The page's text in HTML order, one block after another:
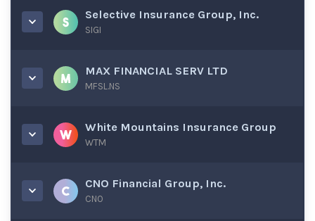
Selective Insurance Group, Inc.
SIGI
MAX FINANCIAL SERV LTD
MFSL.NS
White Mountains Insurance Group
WTM
CNO Financial Group, Inc.
CNO